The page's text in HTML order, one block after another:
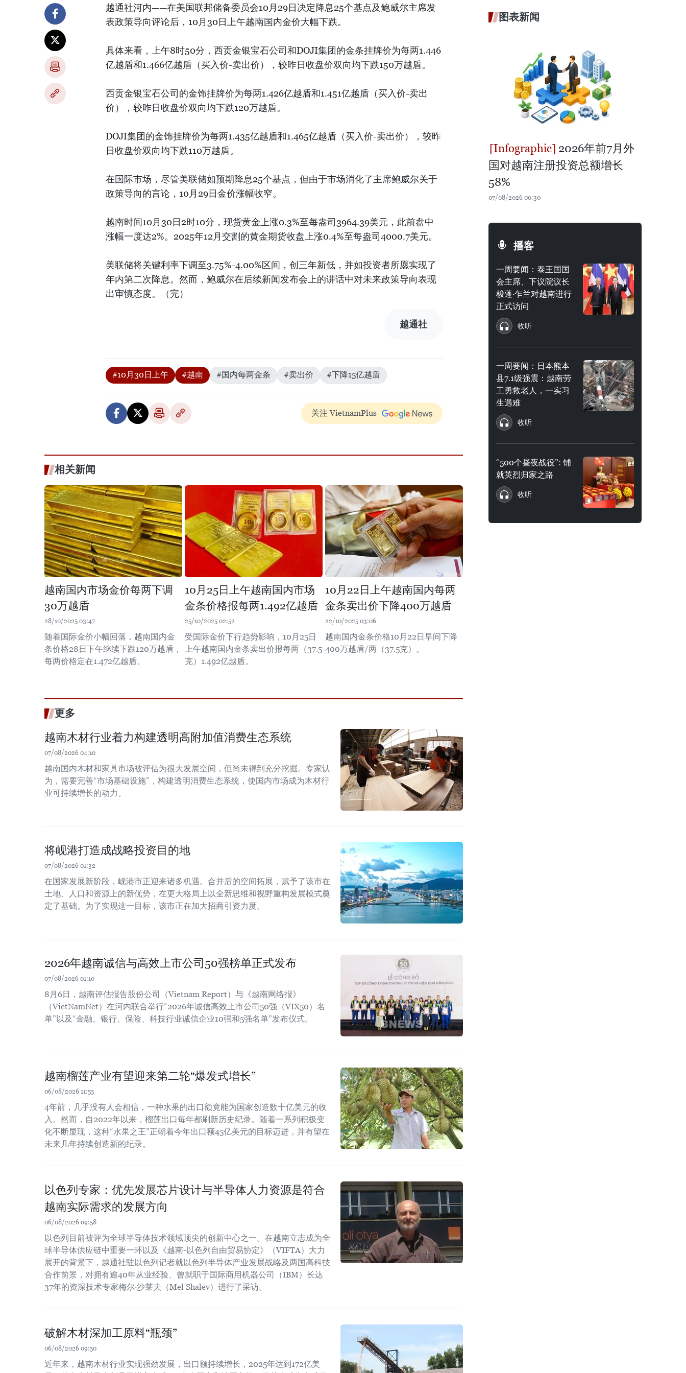
越通社河内——在美国联邦储备委员会10月29日决定降息25个基点及鲍威尔主席发
表政策导向评论后，10月30日上午越南国内金价大幅下跌。
具体来看，上午8时50分，西贡金银宝石公司和DOJI集团的金条挂牌价为每两1.446
亿越盾和1.466亿越盾（买入价-卖出价），较昨日收盘价双向均下跌150万越盾。
西贡金银宝石公司的金饰挂牌价为每两1.426亿越盾和1.451亿越盾（买入价-卖出
价），较昨日收盘价双向均下跌120万越盾。
DOJI集团的金饰挂牌价为每两1.435亿越盾和1.465亿越盾（买入价-卖出价），较昨
日收盘价双向均下跌110万越盾。
在国际市场，尽管美联储如预期降息25个基点，但由于市场消化了主席鲍威尔关于
政策导向的言论，10月29日金价涨幅收窄。
越南时间10月30日2时10分，现货黄金上涨0.3%至每盎司3964.39美元，此前盘中
涨幅一度达2%。2025年12月交割的黄金期货收盘上涨0.4%至每盎司4000.7美元。
美联储将关键利率下调至3.75%-4.00%区间，创三年新低，并如投资者所愿实现了
年内第二次降息。然而，鲍威尔在后续新闻发布会上的讲话中对未来政策导向表现
出审慎态度。（完）
越通社
#10月30日上午 #越南 #国内每两金条 #卖出价 #下降15亿越盾
关注 VietnamPlus
相关新闻
越南国内市场金价每两下调
30万越盾
28/10/2025 03:47
随着国际金价小幅回落，越南国内金
条价格28日下午继续下跌120万越盾，
每两价格定在1.472亿越盾。
10月25日上午越南国内市场
金条价格报每两1.492亿越盾
25/10/2025 02:52
受国际金价下行趋势影响，10月25日
上午越南国内金条卖出价报每两（37.5
克）1.492亿越盾。
10月22日上午越南国内每两
金条卖出价下降400万越盾
22/10/2025 03:06
越南国内金条价格10月22日早间下降
400万越盾/两（37.5克）。
更多
越南木材行业着力构建透明高附加值消费生态系统
07/08/2026 04:10
越南国内木材和家具市场被评估为很大发展空间，但尚未得到充分挖掘。专家认
为，需要完善“市场基础设施”，构建透明消费生态系统，使国内市场成为木材行
业可持续增长的动力。
将岘港打造成战略投资目的地
07/08/2026 01:32
在国家发展新阶段，岘港市正迎来诸多机遇。合并后的空间拓展，赋予了该市在
土地、人口和资源上的新优势，在更大格局上以全新思维和视野重构发展模式奠
定了基础。为了实现这一目标，该市正在加大招商引资力度。
2026年越南诚信与高效上市公司50强榜单正式发布
07/08/2026 01:10
8月6日，越南评估报告股份公司（Vietnam Report）与《越南网络报》
（VietNamNet）在河内联合举行“2026年诚信高效上市公司50强（VIX50）名
单”以及“金融、银行、保险、科技行业诚信企业10强和5强名单”发布仪式。
越南榴莲产业有望迎来第二轮“爆发式增长”
06/08/2026 11:55
4年前，几乎没有人会相信，一种水果的出口额竟能为国家创造数十亿美元的收
入。然而，自2022年以来，榴莲出口每年都刷新历史纪录。随着一系列积极变
化不断显现，这种“水果之王”正朝着今年出口额45亿美元的目标迈进，并有望在
未来几年持续创造新的纪录。
以色列专家：优先发展芯片设计与半导体人力资源是符合
越南实际需求的发展方向
06/08/2026 09:58
以色列目前被评为全球半导体技术领域顶尖的创新中心之一。在越南立志成为全
球半导体供应链中重要一环以及《越南-以色列自由贸易协定》（VIFTA）大力
展开的背景下，越通社驻以色列记者就以色列半导体产业发展战略及两国高科技
合作前景，对拥有逾40年从业经验、曾就职于国际商用机器公司（IBM）长达
37年的资深技术专家梅尔·沙莱夫（Mel Shalev）进行了采访。
破解木材深加工原料“瓶颈”
06/08/2026 09:50
近年来，越南木材行业实现强劲发展，出口额持续增长，2025年达到172亿美
图表新闻
2026年前7月外
国对越南注册投资总额增长
58%
07/08/2026 00:30
播客
一周要闻：泰王国国
会主席、下议院议长
梭蓬·乍兰对越南进行
正式访问
收听
一周要闻：日本熊本
县7.1级强震：越南劳
工勇救老人，一实习
生遇难
收听
“500个昼夜战役”: 铺
就英烈归家之路
收听